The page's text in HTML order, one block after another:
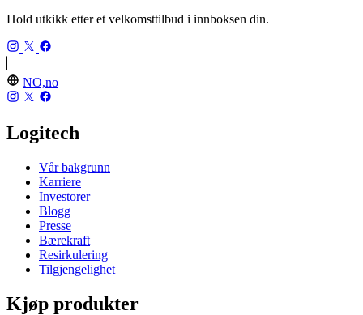
Hold utkikk etter et velkomsttilbud i innboksen din.
NO,no
Logitech
Vår bakgrunn
Karriere
Investorer
Blogg
Presse
Bærekraft
Resirkulering
Tilgjengelighet
Kjøp produkter